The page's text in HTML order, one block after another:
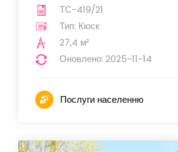
ТС-419/21
Тип: Кіоск
27,4 м²
Оновлено: 2025-11-14
Послуги населенню